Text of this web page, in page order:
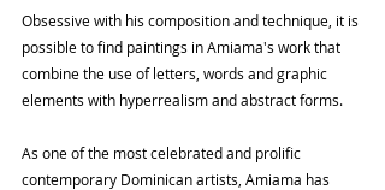
Obsessive with his composition and technique, it is
possible to find paintings in Amiama's work that
combine the use of letters, words and graphic
elements with hyperrealism and abstract forms.
As one of the most celebrated and prolific
contemporary Dominican artists, Amiama has